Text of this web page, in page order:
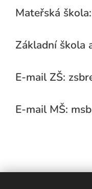
Mateřská
Základní škola
E-mail ZŠ:
E-mail MŠ: